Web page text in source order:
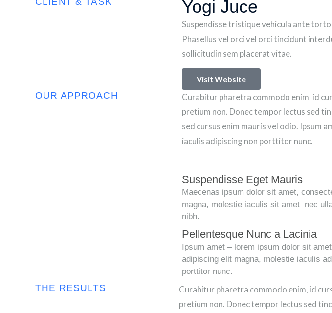
Yogi Juce
Suspendisse tristique vehicula ante
Phasellus vel orci vel orci tincidunt
sollicitudin sem placerat vitae.
Visit Website
OUR APPROACH
Curabitur pharetra commodo enim, id
pretium non. Donec tempor lectus sed
sed cursus enim mauris vel odio. Ipsum
iaculis adipiscing non porttitor nunc.
Suspendisse Eget Mauris
Maecenas ipsum dolor sit amet,
magna, molestie iaculis sit amet nec
nibh.
Pellentesque Nunc a Lacinia
Ipsum amet – lorem ipsum dolor sit
adipiscing elit magna, molestie iaculis
porttitor nunc.
THE RESULTS
Curabitur pharetra commodo enim, id
pretium non. Donec tempor lectus sed